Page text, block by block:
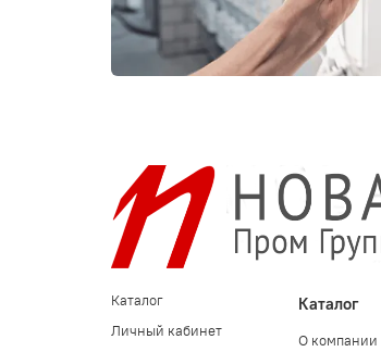
Каталог
Личный кабинет
Каталог
О компании